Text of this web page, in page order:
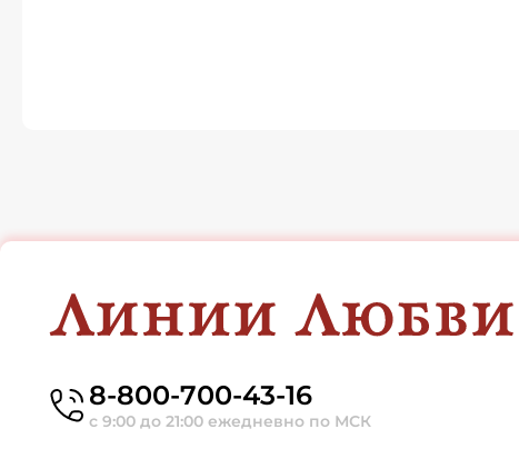
8-800-700-43-16
с 9:00 до 21:00 ежедневно по МСК